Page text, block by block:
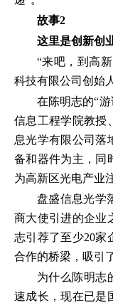
故事2
这里是创新创
“来吧，到高
科技有限公司创始
在陈明志的“
信息工程学院教授
息光学有限公司落
备和器件为主，同
为高新区光电产业
盘盛信息光学
商大使引进的企业
志引荐了至少20家
合作的桥梁，吸引
为什么陈明志
速成长，现在已是